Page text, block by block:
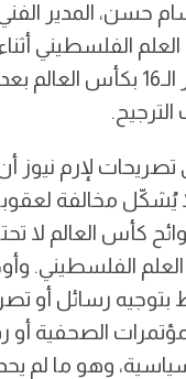
حسن، المدير
الفلسطيني
بالتأهل إلى دور الـ16 بكأس
الترجيح.
لإرم نيوز
مخالفة
كأس العالم لا
الفلسطيني.
بتوجيه رسائل أو
الصحفية أو
وهو ما لم